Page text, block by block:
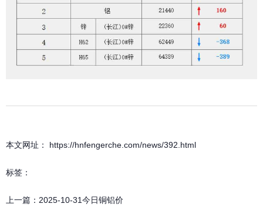
本文网址： https://hnfengerche.com/news/392.html
标签：
上一篇： 2025-10-31今日铜铝价